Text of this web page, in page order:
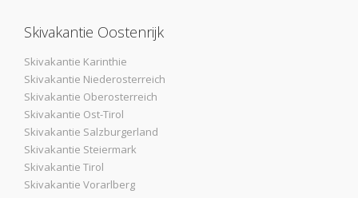
Skivakantie Oostenrijk
Skivakantie Karinthie
Skivakantie Niederosterreich
Skivakantie Oberosterreich
Skivakantie Ost-Tirol
Skivakantie Salzburgerland
Skivakantie Steiermark
Skivakantie Tirol
Skivakantie Vorarlberg